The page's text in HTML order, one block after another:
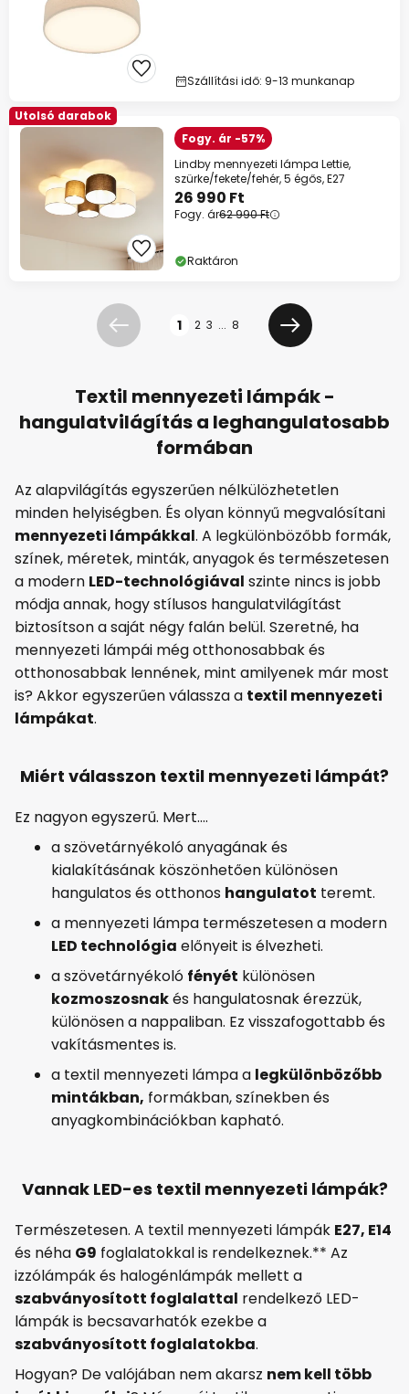
Szállítási idő: 9-13 munkanap
Utolsó darabok
Fogy. ár -57%
Lindby mennyezeti lámpa Lettie,
szürke/fekete/fehér, 5 égős, E27
26 990 Ft
Fogy. ár62 990 Ft
Raktáron
Előző 1 2 3 ... 8
Következő
Textil mennyezeti lámpák -
hangulatvilágítás a leghangulatosabb
formában
Az alapvilágítás egyszerűen nélkülözhetetlen
minden helyiségben. És olyan könnyű megvalósítani
mennyezeti lámpákkal. A legkülönbözőbb formák,
színek, méretek, minták, anyagok és természetesen
a modern LED-technológiával szinte nincs is jobb
módja annak, hogy stílusos hangulatvilágítást
biztosítson a saját négy falán belül. Szeretné, ha
mennyezeti lámpái még otthonosabbak és
otthonosabbak lennének, mint amilyenek már most
is? Akkor egyszerűen válassza a textil mennyezeti
lámpákat.
Miért válasszon textil mennyezeti lámpát?
Ez nagyon egyszerű. Mert....
a szövetárnyékoló anyagának és
kialakításának köszönhetően különösen
hangulatos és otthonos hangulatot teremt.
a mennyezeti lámpa természetesen a modern
LED technológia előnyeit is élvezheti.
a szövetárnyékoló fényét különösen
kozmoszosnakés hangulatosnak érezzük,
különösen a nappaliban. Ez visszafogottabb és
vakításmentes is.
a textil mennyezeti lámpa a legkülönbözőbb
mintákban, formákban, színekben és
anyagkombinációkban kapható.
Vannak LED-es textil mennyezeti lámpák?
Természetesen. A textil mennyezeti lámpák E27, E14
és néha G9 foglalatokkal is rendelkeznek.** Az
izzólámpák és halogénlámpák mellett a
szabványosított foglalattal rendelkező LED-
lámpák is becsavarhatók ezekbe a
szabványosított foglalatokba.
Hogyan? De valójában nem akarsz nem kell több